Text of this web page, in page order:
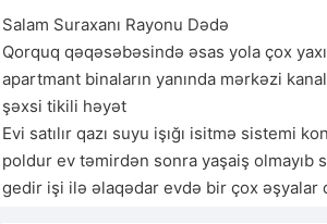
Salam Suraxanı Rayonu Dədə
Qorquq qəqəsəbəsində əsas yola çox
apartmant binaların yanında mərkəzi
şəxsi tikili həyət
Evi satılır qazı suyu işığı isitmə sistemi
poldur ev təmirdən sonra yaşaiş olmayıb
gedir işi ilə əlaqədar evdə bir çox əşyalar